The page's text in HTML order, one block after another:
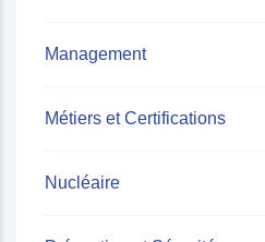
Management
Métiers et Certifications
Nucléaire